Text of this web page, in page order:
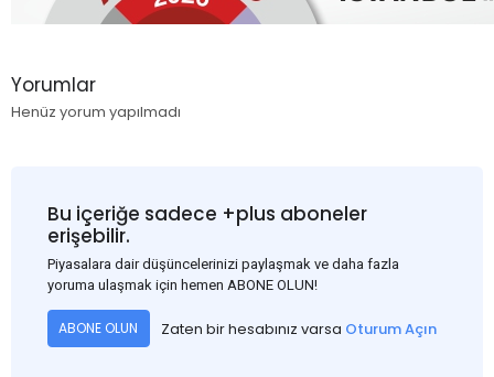
Yorumlar
Henüz yorum yapılmadı
Bu içeriğe sadece +plus aboneler
erişebilir.
Piyasalara dair düşüncelerinizi paylaşmak ve daha fazla
yoruma ulaşmak için hemen ABONE OLUN!
ABONE OLUN Zaten bir hesabınız varsa Oturum Açın